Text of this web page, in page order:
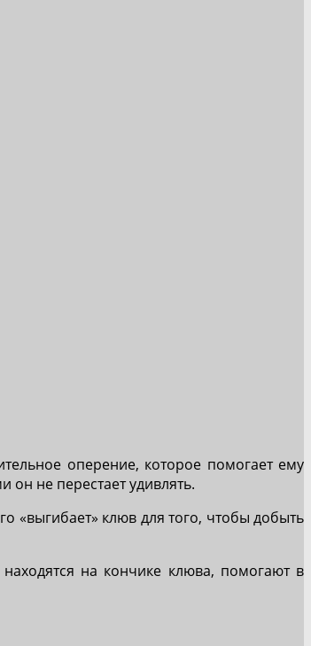
оперение, которое помогает ему
он не перестает удивлять.
«выгибает» клюв для того, чтобы добыть
на кончике клюва, помогают в